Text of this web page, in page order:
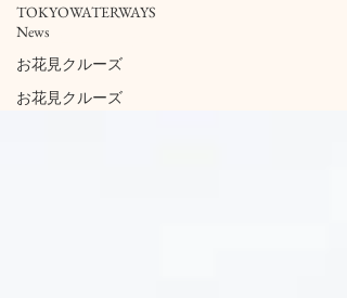
TOKYOWATERWAYS
News
お花見クルーズ
お花見クルーズ
お花見クルーズ